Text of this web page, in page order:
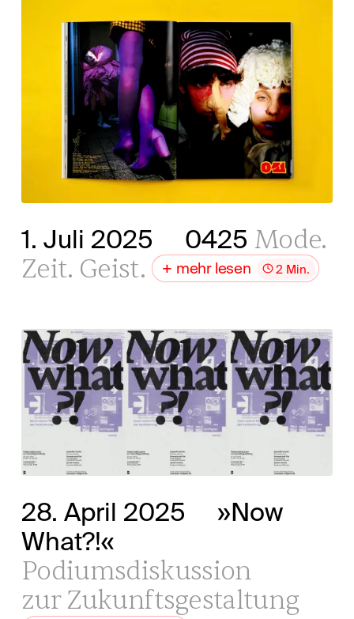
1. Juli 2025 0425 Mode.
Zeit. Geist.
mehr lesen 2 Min.
28. April 2025
»Now
What?!«
Podiumsdiskussion
zur Zukunftsgestaltung